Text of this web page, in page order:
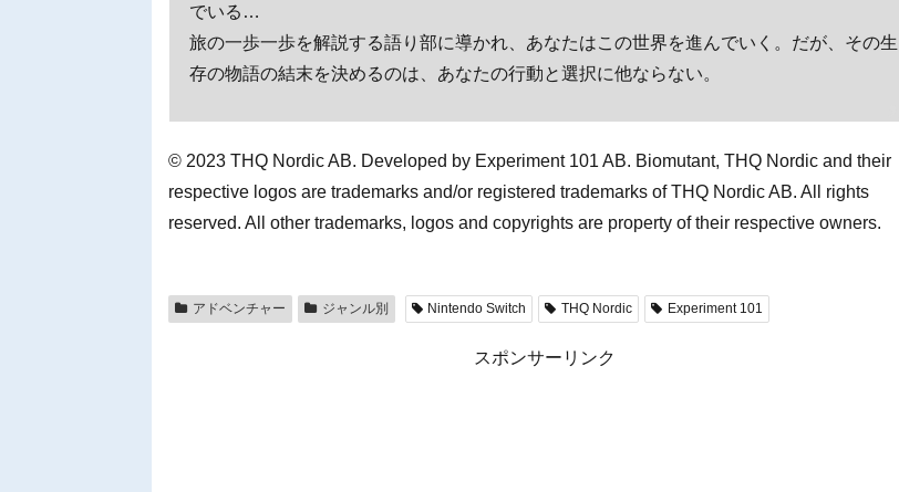
でいる…
旅の一歩一歩を解説する語り部に導かれ、あなたはこの世界を進んでいく。だが、その生
存の物語の結末を決めるのは、あなたの行動と選択に他ならない。
© 2023 THQ Nordic AB. Developed by Experiment 101 AB. Biomutant, THQ Nordic and their
respective logos are trademarks and/or registered trademarks of THQ Nordic AB. All rights
reserved. All other trademarks, logos and copyrights are property of their respective owners.
アドベンチャー ジャンル別 Nintendo Switch THQ Nordic Experiment 101
スポンサーリンク